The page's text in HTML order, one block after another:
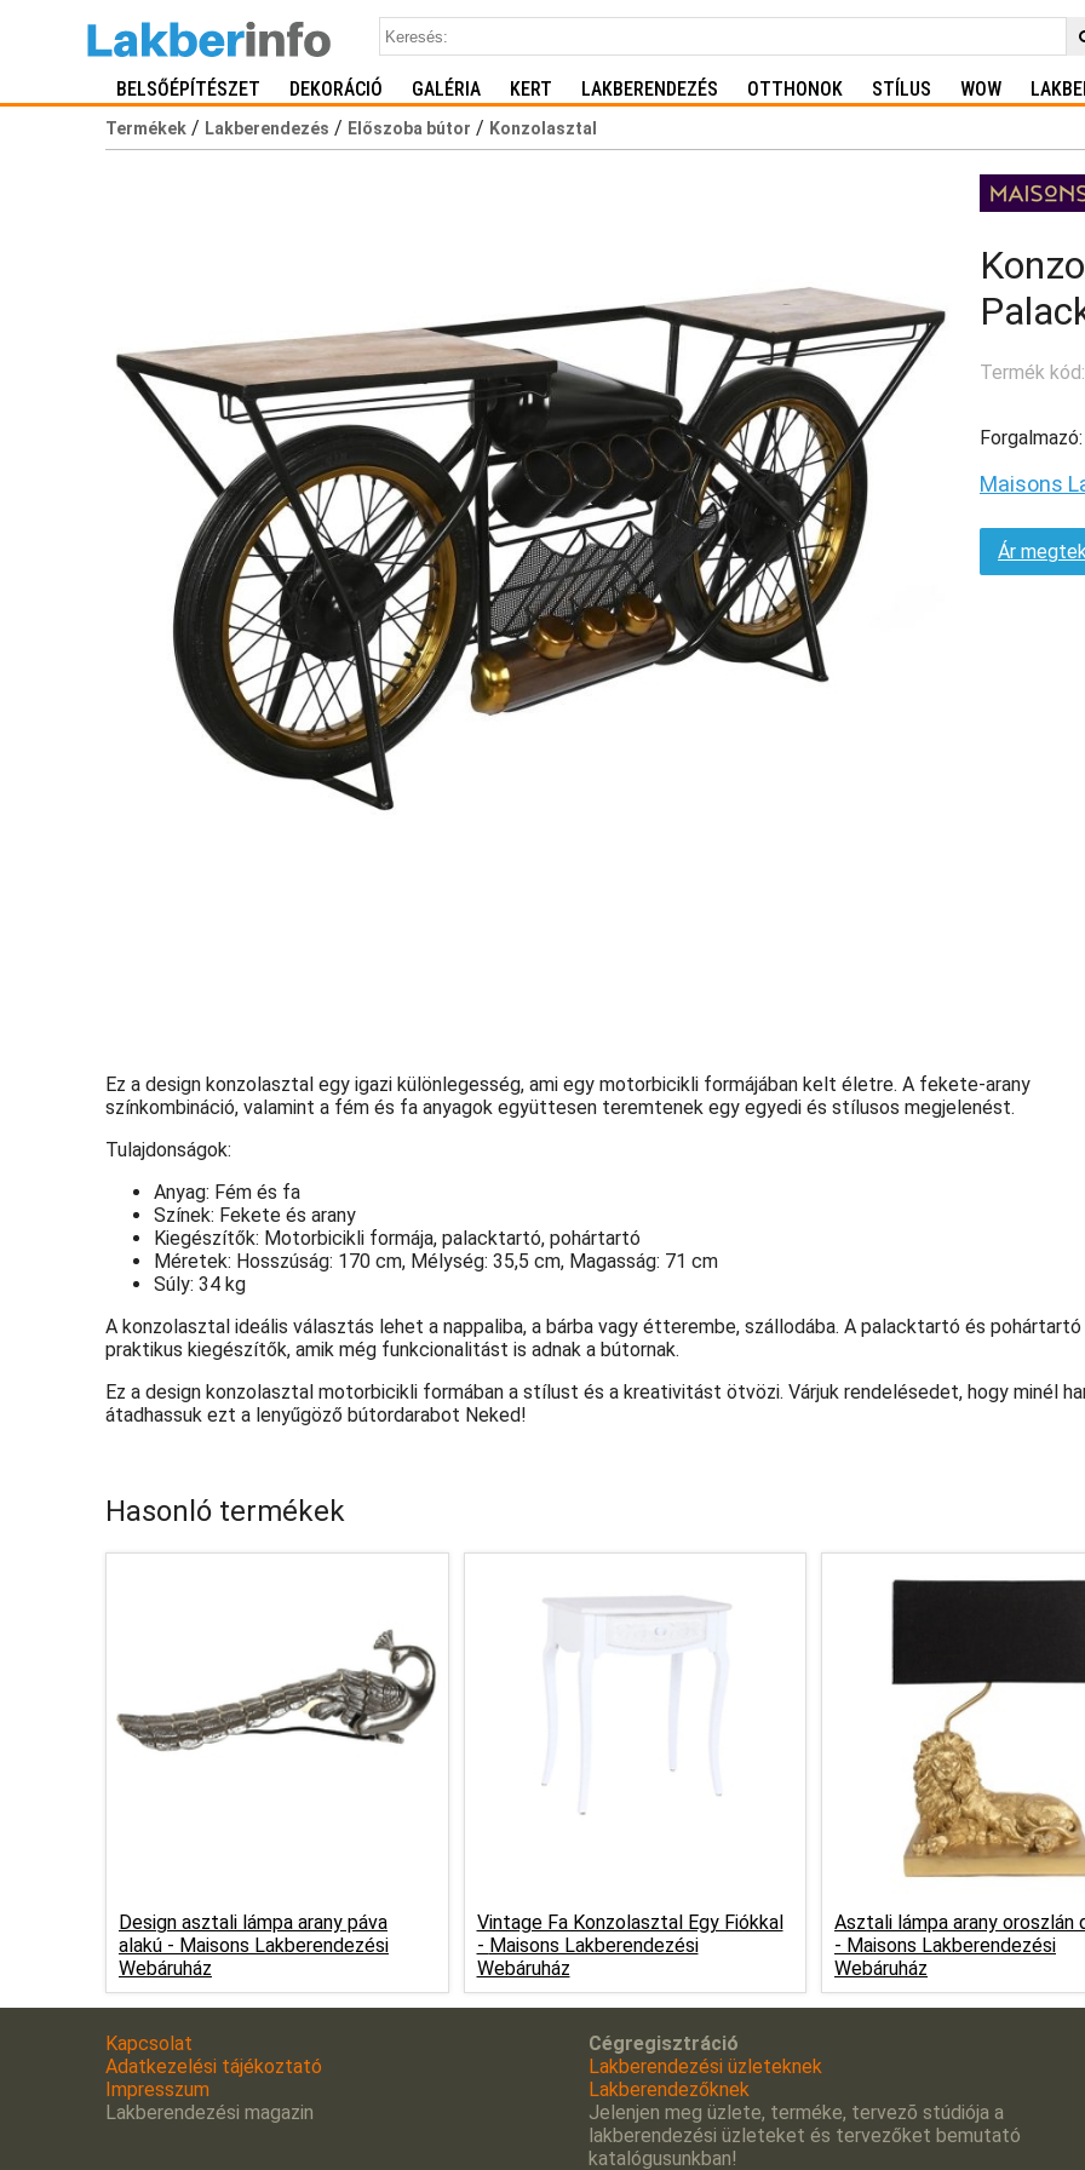
BELSŐÉPÍTÉSZET DEKORÁCIÓ GALÉRIA KERT LAKBERENDEZÉS OTTHONOK STÍLUS WOW
Termékek / Lakberendezés / Előszoba bútor / Konzolasztal
Termék
Forgalmazó:
Maisons
Ár
Ez a design konzolasztal egy igazi különlegesség, ami egy motorbicikli formájában kelt életre. A fekete-arany
színkombináció, valamint a fém és fa anyagok együttesen teremtenek egy egyedi és stílusos megjelenést.
Tulajdonságok:
Anyag: Fém és fa
Színek: Fekete és arany
Kiegészítők: Motorbicikli formája, palacktartó, pohártartó
Méretek: Hosszúság: 170 cm, Mélység: 35,5 cm, Magasság: 71 cm
Súly: 34 kg
A konzolasztal ideális választás lehet a nappaliba, a bárba vagy étterembe, szállodába. A palacktartó és pohártartó
praktikus kiegészítők, amik még funkcionalitást is adnak a bútornak.
Ez a design konzolasztal motorbicikli formában a stílust és a kreativitást ötvözi. Várjuk rendelésedet, hogy minél
átadhassuk ezt a lenyűgöző bútordarabot Neked!
Hasonló termékek
Design asztali lámpa arany páva
alakú - Maisons Lakberendezési
Webáruház
Vintage Fa Konzolasztal Egy Fiókkal
- Maisons Lakberendezési
Webáruház
Asztali lámpa arany oroszlán
- Maisons Lakberendezési
Webáruház
Kapcsolat
Adatkezelési tájékoztató
Impresszum
Lakberendezési magazin
Cégregisztráció
Lakberendezési üzleteknek
Lakberendezőknek
Jelenjen meg üzlete, terméke, tervezõ stúdiója a
lakberendezési üzleteket és tervezőket bemutató
katalógusunkban!